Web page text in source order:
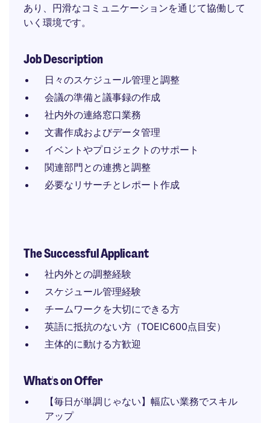
あり、円滑なコミュニケーションを通じて協働して
いく環境です。
Job Description
日々のスケジュール管理と調整
会議の準備と議事録の作成
社内外の連絡窓口業務
文書作成およびデータ管理
イベントやプロジェクトのサポート
関連部門との連携と調整
必要なリサーチとレポート作成
The Successful Applicant
社内外との調整経験
スケジュール管理経験
チームワークを大切にできる方
英語に抵抗のない方（TOEIC600点目安）
主体的に動ける方歓迎
What's on Offer
【毎日が単調じゃない】幅広い業務でスキル
アップ